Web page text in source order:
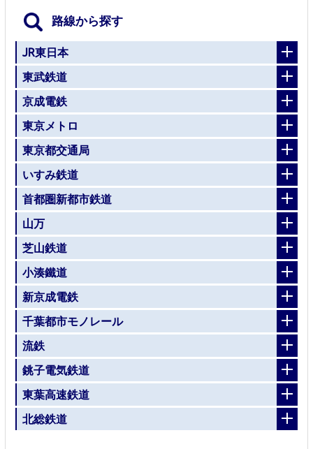
路線から探す
JR東日本
東武鉄道
京成電鉄
東京メトロ
東京都交通局
いすみ鉄道
首都圏新都市鉄道
山万
芝山鉄道
小湊鐵道
新京成電鉄
千葉都市モノレール
流鉄
銚子電気鉄道
東葉高速鉄道
北総鉄道